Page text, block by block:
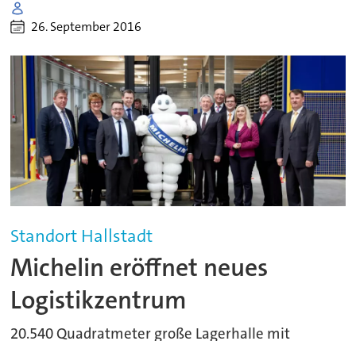
26. September 2016
Standort Hallstadt
Michelin eröffnet neues
Logistikzentrum
20.540 Quadratmeter große Lagerhalle mit